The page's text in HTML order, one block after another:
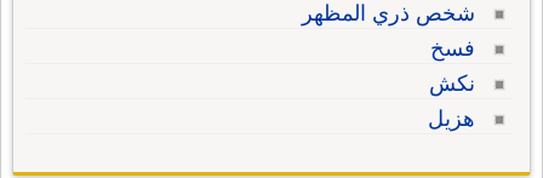
شخص ذري المظهر
فسخ
نكش
هزيل